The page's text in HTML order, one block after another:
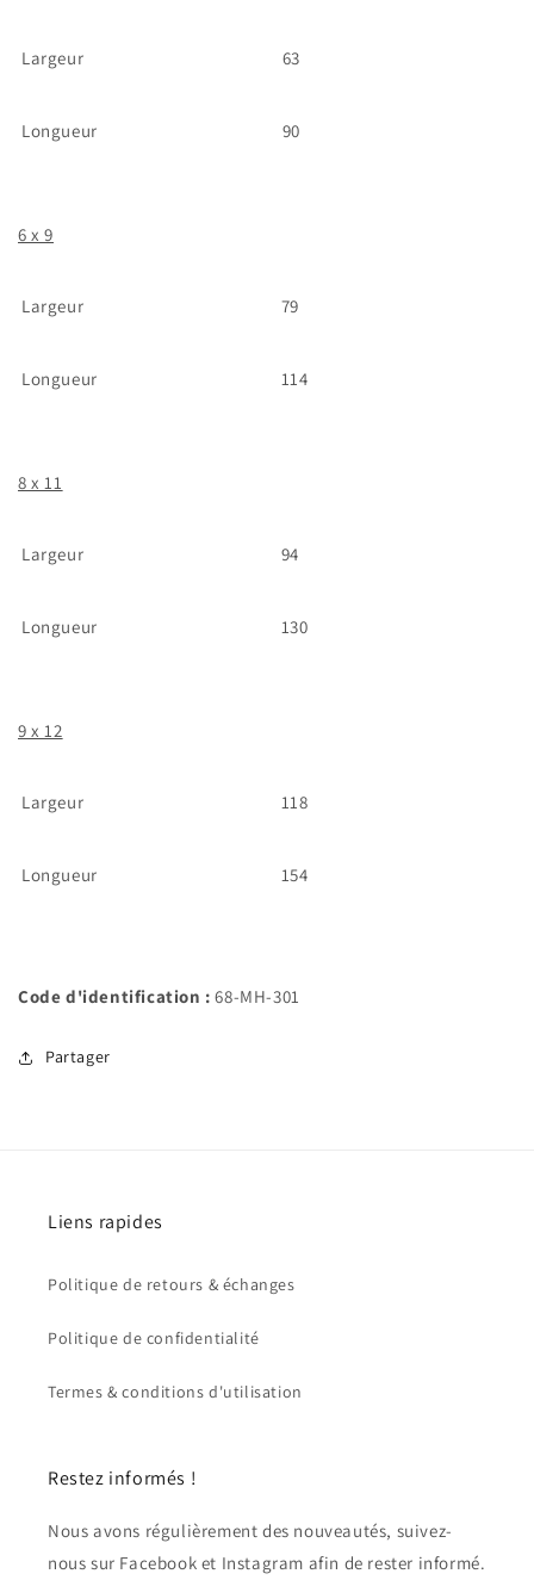
Largeur 63
Longueur 90
6 x 9
Largeur 79
Longueur 114
8 x 11
Largeur 94
Longueur 130
9 x 12
Largeur 118
Longueur 154
Code d'identification : 68-MH-301
Partager
Liens rapides
Politique de retours & échanges
Politique de confidentialité
Termes & conditions d'utilisation
Restez informés !
Nous avons régulièrement des nouveautés, suivez-
nous sur Facebook et Instagram afin de rester informé.